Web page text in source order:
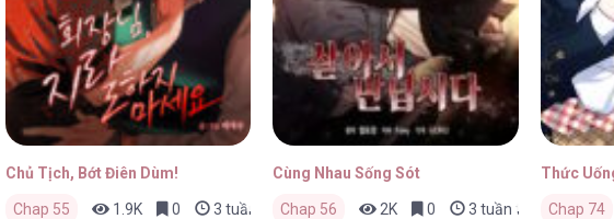
Chủ Tịch, Bớt Điên Dùm!
Chap 55 1.9K 0 3 tuần trước
Cùng Nhau Sống Sót
Chap 56 2K 0 3 tuần trước
Thức
Chap 74